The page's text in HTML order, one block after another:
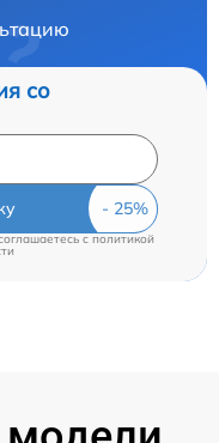
со
cполитикой